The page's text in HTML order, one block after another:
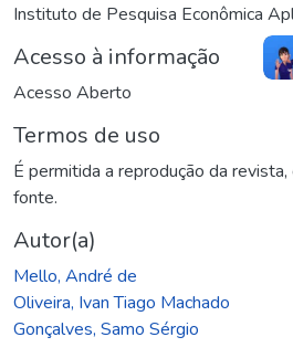
Instituto de Pesquisa Econômica
Acesso à informação
Acesso Aberto
Termos de uso
É permitida a reprodução da
fonte.
Autor(a)
Mello, André de
Oliveira, Ivan Tiago Machado
Gonçalves, Samo Sérgio